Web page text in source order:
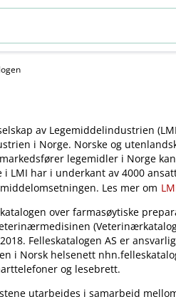
av Legemiddelindustrien
i Norge. Norske og
legemidler i Norge
LMI har i underkant av 4000
Les mer om
over farmasøytiske
Felleskatalogen AS er
i Norsk helsenett
og lesebrett.
utarbeides i samarbeid